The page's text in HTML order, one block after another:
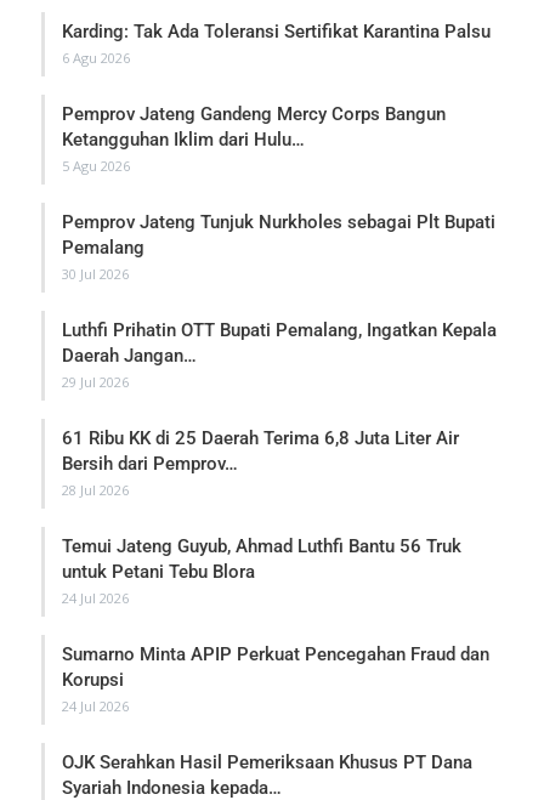
Karding: Tak Ada Toleransi Sertifikat Karantina Palsu
6 Agu 2026
Pemprov Jateng Gandeng Mercy Corps Bangun
Ketangguhan Iklim dari Hulu…
5 Agu 2026
Pemprov Jateng Tunjuk Nurkholes sebagai Plt Bupati
Pemalang
30 Jul 2026
Luthfi Prihatin OTT Bupati Pemalang, Ingatkan Kepala
Daerah Jangan…
29 Jul 2026
61 Ribu KK di 25 Daerah Terima 6,8 Juta Liter Air
Bersih dari Pemprov…
28 Jul 2026
Temui Jateng Guyub, Ahmad Luthfi Bantu 56 Truk
untuk Petani Tebu Blora
24 Jul 2026
Sumarno Minta APIP Perkuat Pencegahan Fraud dan
Korupsi
24 Jul 2026
OJK Serahkan Hasil Pemeriksaan Khusus PT Dana
Syariah Indonesia kepada…